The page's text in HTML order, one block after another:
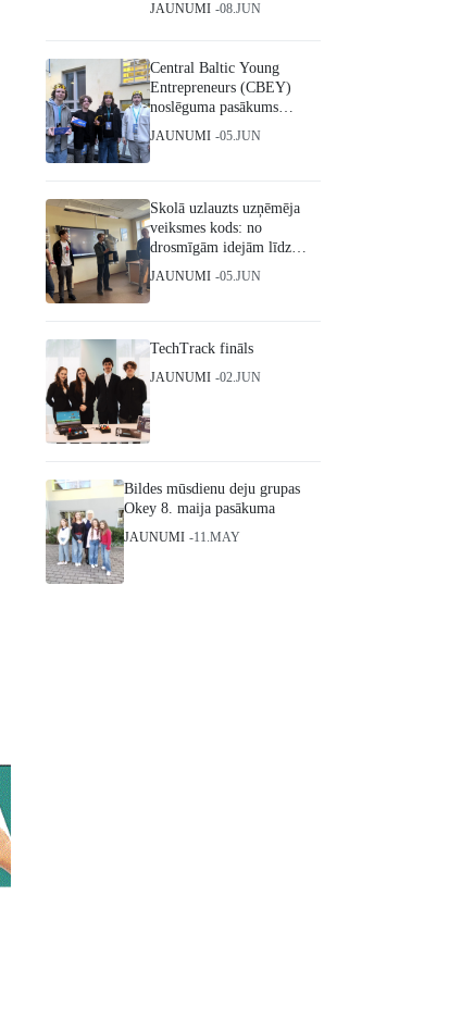
JAUNUMI 08.JUN
Central Baltic Young
Entrepreneurs (CBEY)
noslēguma pasākums
Helsinkos
JAUNUMI 05.JUN
Skolā uzlauzts uzņēmēja
veiksmes kods: no
drosmīgām idejām līdz
starptautiskiem triumfiem
JAUNUMI 05.JUN
TechTrack fināls
JAUNUMI 02.JUN
Bildes mūsdienu deju grupas
Okey 8. maija pasākuma
JAUNUMI 11.MAY